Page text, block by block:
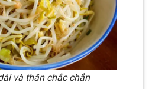
và thân chắc chắn